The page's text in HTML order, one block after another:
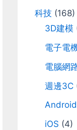
科技 (168)
3D建模
電子電
電腦網
週邊3C
Android
iOS (4)